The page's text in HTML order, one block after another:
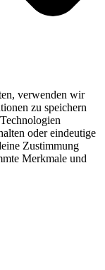
verwenden wir
zu speichern
oder eindeutige
Zustimmung
Merkmale und